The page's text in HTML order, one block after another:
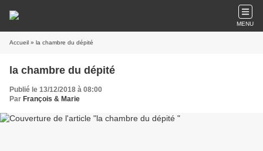
MENU
Accueil » la chambre du dépité
la chambre du dépité
Publié le 13/12/2018 à 08:00
Par François & Marie